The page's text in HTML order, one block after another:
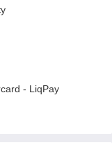
- LiqPay